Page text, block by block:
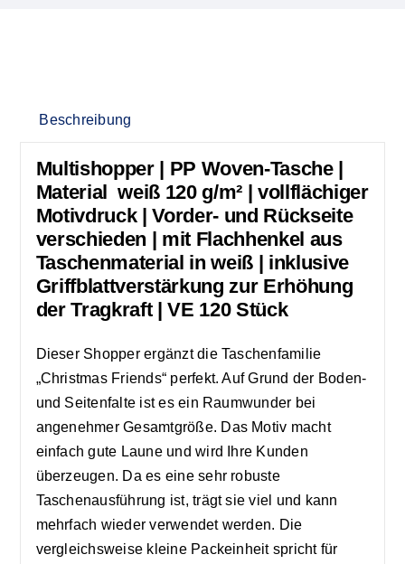
Beschreibung
Multishopper | PP Woven-Tasche |
Material weiß 120 g/m² | vollflächiger
Motivdruck | Vorder- und Rückseite
verschieden | mit Flachhenkel aus
Taschenmaterial in weiß | inklusive
Griffblattverstärkung zur Erhöhung
der Tragkraft | VE 120 Stück
Dieser Shopper ergänzt die Taschenfamilie
„Christmas Friends“ perfekt. Auf Grund der Boden-
und Seitenfalte ist es ein Raumwunder bei
angenehmer Gesamtgröße. Das Motiv macht
einfach gute Laune und wird Ihre Kunden
überzeugen. Da es eine sehr robuste
Taschenausführung ist, trägt sie viel und kann
mehrfach wieder verwendet werden. Die
vergleichsweise kleine Packeinheit spricht für